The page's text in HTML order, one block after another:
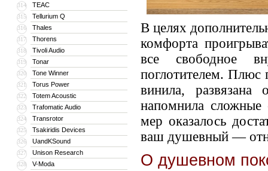
314 TEAC
315 Tellurium Q
316 Thales
317 Thorens
318 Tivoli Audio
319 Tonar
320 Tone Winner
321 Torus Power
322 Totem Acoustic
323 Trafomatic Audio
324 Transrotor
325 Tsakiridis Devices
326 UandKSound
327 Unison Research
328 V-Moda
В целях
комфорта
все свободное
поглотителем. Плюс
винила,
напомнила сложные
мер оказалось
ваш душевный —
О душевном